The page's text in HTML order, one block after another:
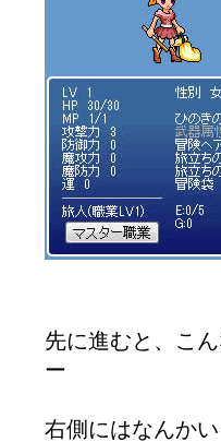
先に進むと、こ
ー
右側にはなんか